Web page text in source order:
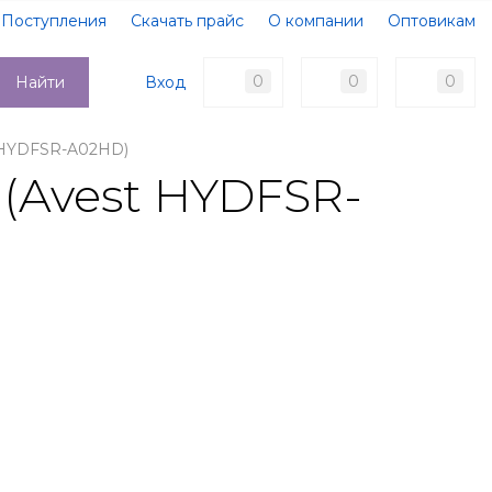
Поступления Скачать прайс О компании
Оптовикам
Доставка
Контакты
Вход 0 0 0
Найти
A02HD)
HYDFSR-